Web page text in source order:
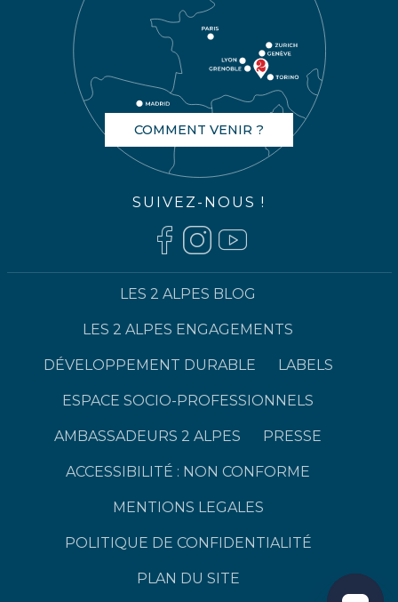
COMMENT VENIR ?
SUIVEZ-NOUS !
LES 2 ALPES BLOG
LES 2 ALPES ENGAGEMENTS
DÉVELOPPEMENT DURABLE LABELS
ESPACE SOCIO-PROFESSIONNELS
AMBASSADEURS 2 ALPES PRESSE
ACCESSIBILITÉ : NON CONFORME
MENTIONS LEGALES
POLITIQUE DE CONFIDENTIALITÉ
PLAN DU SITE